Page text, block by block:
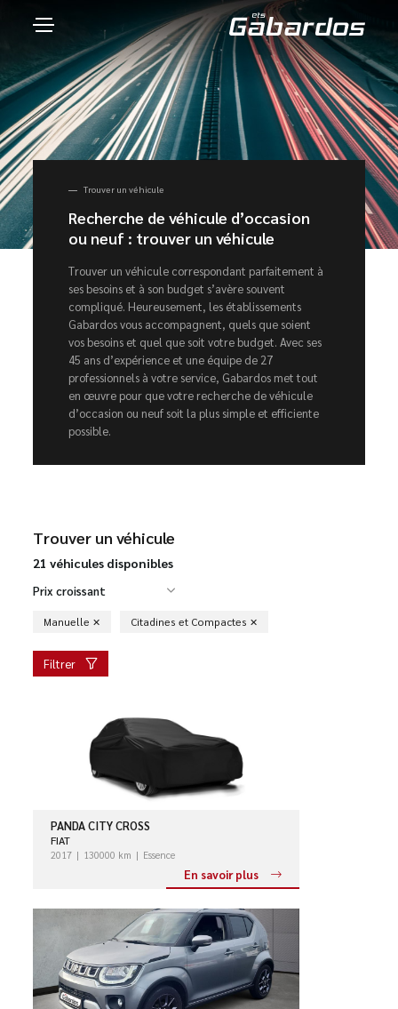
Trouver un véhicule
Recherche de véhicule d’occasion
ou neuf : trouver un véhicule
Trouver un véhicule correspondant parfaitement à
ses besoins et à son budget s’avère souvent
compliqué. Heureusement, les établissements
Gabardos vous accompagnent, quels que soient
vos besoins et quel que soit votre budget. Avec ses
45 ans d’expérience et une équipe de 27
professionnels à votre service, Gabardos met tout
en œuvre pour que votre recherche de véhicule
d’occasion ou neuf soit la plus simple et efficiente
possible.
Trouver un véhicule
21 véhicules disponibles
Prix croissant
Manuelle Citadines et Compactes
Filtrer
PANDA CITY CROSS
FIAT
2017 130000 km Essence
En savoir plus